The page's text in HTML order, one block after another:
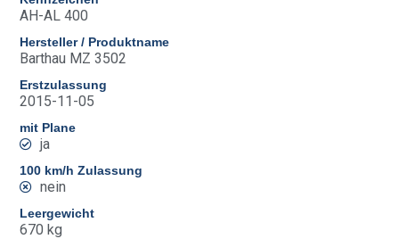
AH-AL 400
Hersteller / Produktname
Barthau MZ 3502
Erstzulassung
2015-11-05
mit Plane
ja
100 km/h Zulassung
nein
Leergewicht
670 kg